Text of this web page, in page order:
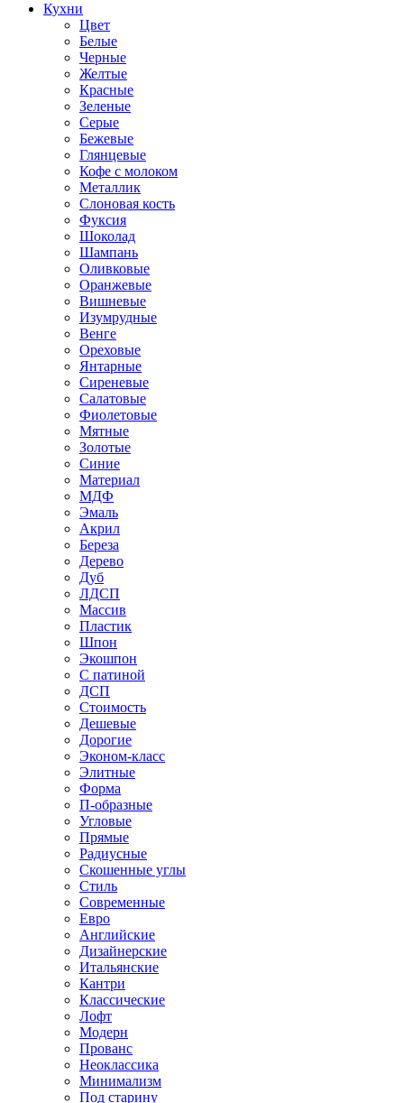
Кухни
Цвет
Белые
Черные
Желтые
Красные
Зеленые
Серые
Бежевые
Глянцевые
Кофе с молоком
Металлик
Слоновая кость
Фуксия
Шоколад
Шампань
Оливковые
Оранжевые
Вишневые
Изумрудные
Венге
Ореховые
Янтарные
Сиреневые
Салатовые
Фиолетовые
Мятные
Золотые
Синие
Материал
МДФ
Эмаль
Акрил
Береза
Дерево
Дуб
ЛДСП
Массив
Пластик
Шпон
Экошпон
С патиной
ДСП
Стоимость
Дешевые
Дорогие
Эконом-класс
Элитные
Форма
П-образные
Угловые
Прямые
Радиусные
Скошенные углы
Стиль
Современные
Евро
Английские
Дизайнерские
Итальянские
Кантри
Классические
Лофт
Модерн
Прованс
Неоклассика
Минимализм
Под старину